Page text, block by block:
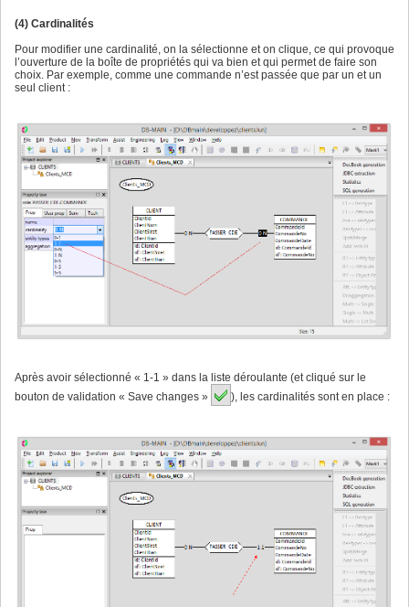
(4) Cardinalités
Pour modifier une cardinalité, on la sélectionne et on clique, ce qui provoque
l’ouverture de la boîte de propriétés qui va bien et qui permet de faire son
choix. Par exemple, comme une commande n’est passée que par un et un
seul client :
Après avoir sélectionné « 1-1 » dans la liste déroulante (et cliqué sur le
bouton de validation « Save changes »
), les cardinalités sont en place :